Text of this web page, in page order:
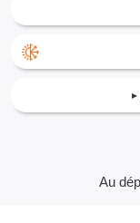
▸
Au